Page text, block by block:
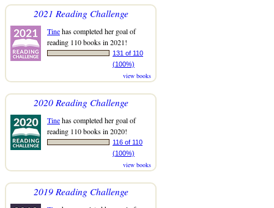
2021 Reading Challenge
Tinehas completed her goal of
reading 110 books in 2021!
131 of 110
(100%)
view books
2020 Reading Challenge
Tinehas completed her goal of
reading 110 books in 2020!
116 of 110
(100%)
view books
2019 Reading Challenge